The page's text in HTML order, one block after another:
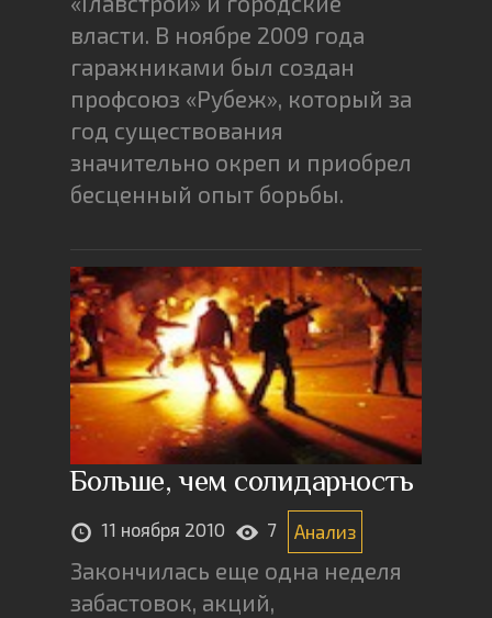
власти. В ноябре 2009 года
гаражниками был создан
профсоюз «Рубеж», который за
год существования
значительно окреп и приобрел
бесценный опыт борьбы.
Больше, чем солидарность
11 ноября 2010 7 Анализ
Закончилась еще одна неделя
забастовок, акций,